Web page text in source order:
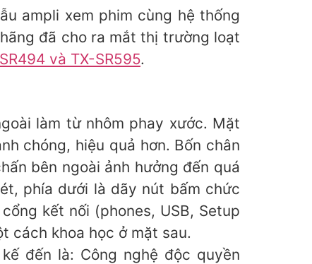
ampli xem phim cùng hệ thống
đã cho ra mắt thị trường loạt
và TX-SR595.
làm từ nhôm phay xước. Mặt
chóng, hiệu quả hơn. Bốn chân
bên ngoài ảnh hưởng đến quá
phía dưới là dãy nút bấm chức
kết nối (phones, USB, Setup
cách khoa học ở mặt sau.
đến là: Công nghệ độc quyền